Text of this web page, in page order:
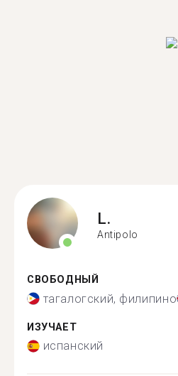
L.
Antipolo
СВОБОДНЫЙ
тагалогский, филипино
ИЗУЧАЕТ
испанский